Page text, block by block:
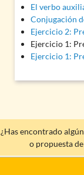
El verbo
Conjugación
Ejercicio 2:
Ejercicio 1:
Ejercicio 1:
¿Has encontrado
o propuesta